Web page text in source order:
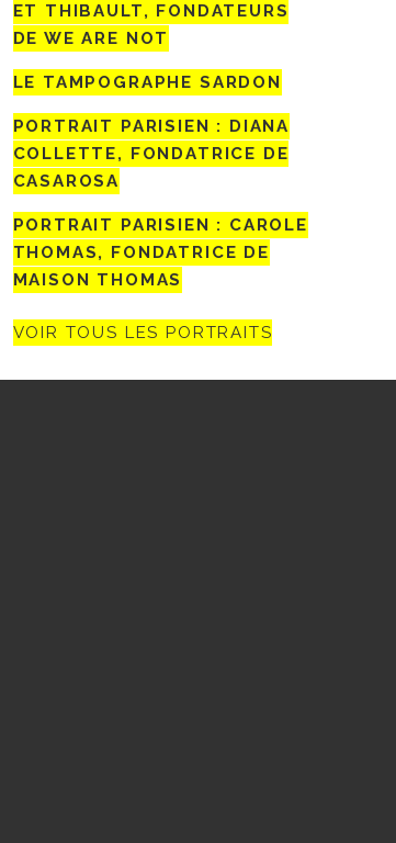
ET THIBAULT, FONDATEURS
DE WE ARE NOT
LE TAMPOGRAPHE SARDON
PORTRAIT PARISIEN : DIANA
COLLETTE, FONDATRICE DE
CASAROSA
PORTRAIT PARISIEN : CAROLE
THOMAS, FONDATRICE DE
MAISON THOMAS
VOIR TOUS LES PORTRAITS